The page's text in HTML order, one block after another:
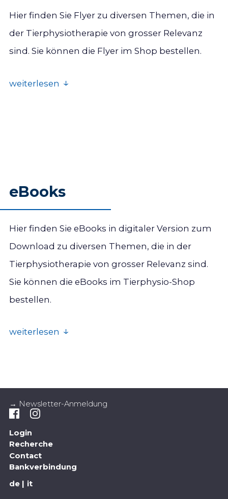
Hier finden Sie Flyer zu diversen Themen, die in
der Tierphysiotherapie von grosser Relevanz
sind. Sie können die Flyer im Shop bestellen.
weiterlesen
Nagelbett-Entzündung des kleinen Zehs
und die Beobachtungen im Alltag
Dimitrios Manoglou, Tierphysiotherapeut
bestellbar imTierphysio-Shop
eBooks
Hier finden Sie eBooks in digitaler Version zum
Download zu diversen Themen, die in der
Tierphysiotherapie von grosser Relevanz sind.
Sie können die eBooks im Tierphysio-Shop
bestellen.
weiterlesen
für Tierphysiotherapie (SVTPT); Bilder:
Brigitte Jost
bestellbar im
Halsband und Brustgeschirr (Besitzer oder
Fachsprache)
Brigitte Jost, Tierphysiotherapeutin mit eidg.
Diplom, Aktivmitglied SVTPT
→ Newsletter-Anmeldung
Login
Recherche
Contact
Bankverbindung
de
it